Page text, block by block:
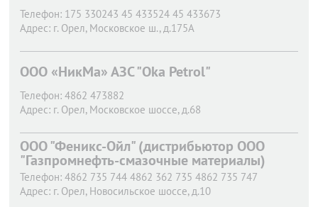
Телефон: 175 330243 45 433524 45 433673
Адрес: г. Орел, Московское ш., д.175А
ООО «НикМа» АЗС "Oka Petrol"
Телефон: 4862 473882
Адрес: г. Орел, Московское шоссе, д.68
ООО "Феникс-Ойл" (дистрибьютор ООО
"Газпромнефть-смазочные материалы)
Телефон: 4862 735 744 4862 362 735 4862 735 747
Адрес: г. Орел, Новосильское шоссе, д.10